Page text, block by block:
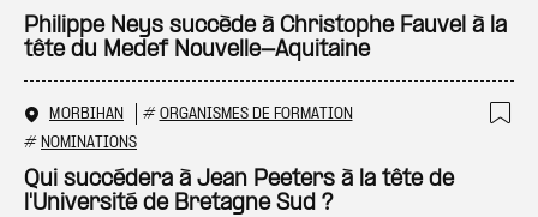
Philippe Neys succède à Christophe Fauvel à la
tête du Medef Nouvelle-Aquitaine
MORBIHAN # ORGANISMES DE FORMATION
# NOMINATIONS
Qui succédera à Jean Peeters à la tête de
l'Université de Bretagne Sud ?